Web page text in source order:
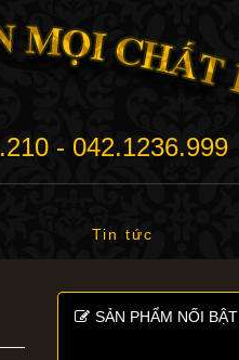
- 042.1236.999
Tin tức
SẢN PHẨM NỐI BẬT